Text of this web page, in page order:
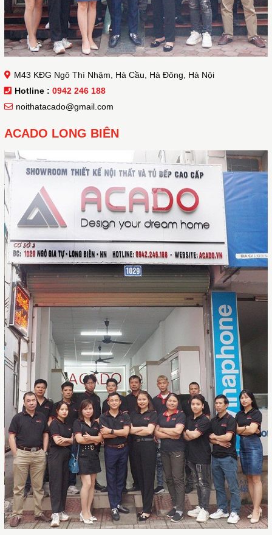
M43 KĐG Ngô Thì Nhậm, Hà Cầu, Hà Đông, Hà Nội
Hotline : 0942 246 188
noithatacado@gmail.com
ACADO LONG BIÊN